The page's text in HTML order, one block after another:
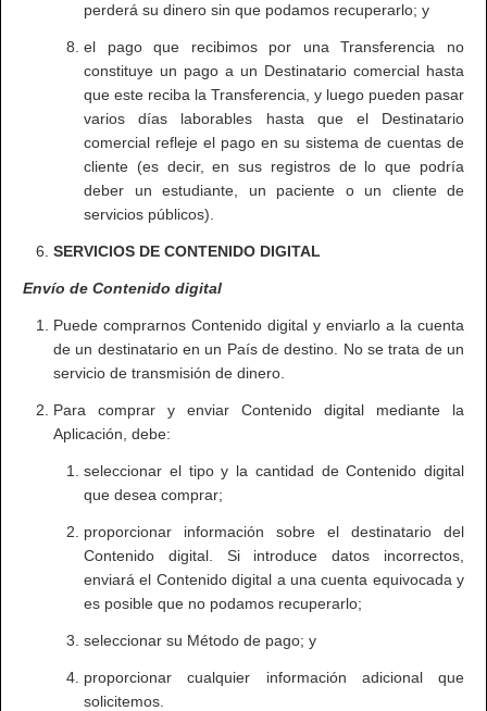
perderá su dinero sin que podamos recuperarlo; y
el pago que recibimos por una Transferencia no
constituye un pago a un Destinatario comercial hasta
que este reciba la Transferencia, y luego pueden pasar
varios días laborables hasta que el Destinatario
comercial refleje el pago en su sistema de cuentas de
cliente (es decir, en sus registros de lo que podría
deber un estudiante, un paciente o un cliente de
servicios públicos).
SERVICIOS DE CONTENIDO DIGITAL
Envío de Contenido digital
Puede comprarnos Contenido digital y enviarlo a la cuenta
de un destinatario en un País de destino. No se trata de un
servicio de transmisión de dinero.
Para comprar y enviar Contenido digital mediante la
Aplicación, debe:
seleccionar el tipo y la cantidad de Contenido digital
que desea comprar;
proporcionar información sobre el destinatario del
Contenido digital. Si introduce datos incorrectos,
enviará el Contenido digital a una cuenta equivocada y
es posible que no podamos recuperarlo;
seleccionar su Método de pago; y
proporcionar cualquier información adicional que
solicitemos.